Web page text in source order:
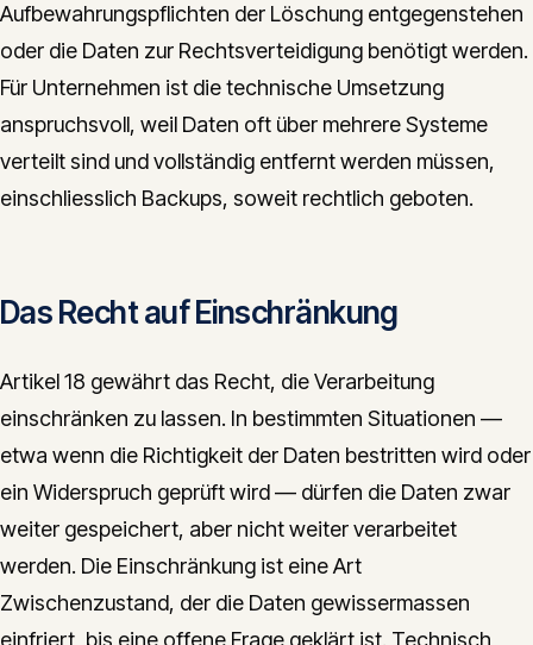
Aufbewahrungspflichten der Löschung entgegenstehen
oder die Daten zur Rechtsverteidigung benötigt werden.
Für Unternehmen ist die technische Umsetzung
anspruchsvoll, weil Daten oft über mehrere Systeme
verteilt sind und vollständig entfernt werden müssen,
einschliesslich Backups, soweit rechtlich geboten.
Das Recht auf Einschränkung
Artikel 18 gewährt das Recht, die Verarbeitung
einschränken zu lassen. In bestimmten Situationen —
etwa wenn die Richtigkeit der Daten bestritten wird oder
ein Widerspruch geprüft wird — dürfen die Daten zwar
weiter gespeichert, aber nicht weiter verarbeitet
werden. Die Einschränkung ist eine Art
Zwischenzustand, der die Daten gewissermassen
einfriert, bis eine offene Frage geklärt ist. Technisch